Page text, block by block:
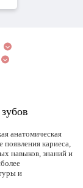
анатомическая
появления кариеса,
навыков, знаний и
и